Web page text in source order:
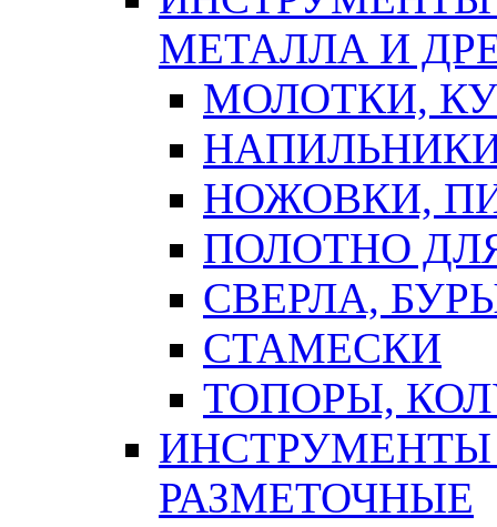
МЕТАЛЛА И
МОЛОТКИ,
НОЖОВКИ,
ПОЛОТНО
СВЕРЛА,
СТАМЕСКИ
ТОПОРЫ,
ИНСТРУМЕНТЫ
РАЗМЕТОЧНЫЕ